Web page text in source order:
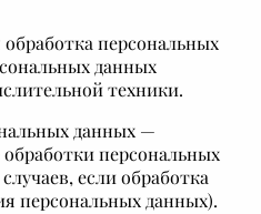
персональных
данных
техники.
данных —
персональных
если обработка
персональных данных).